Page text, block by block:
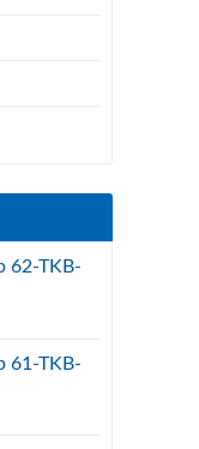
62-TKB-
61-TKB-